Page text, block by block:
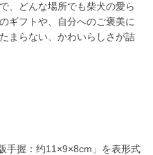
、どんな場所でも柴犬の愛ら
ギフトや、自分へのご褒美に
まらない、かわいらしさが詰
手握：约11×9×8cm」を表形式